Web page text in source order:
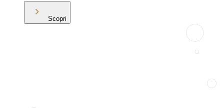
Scopri